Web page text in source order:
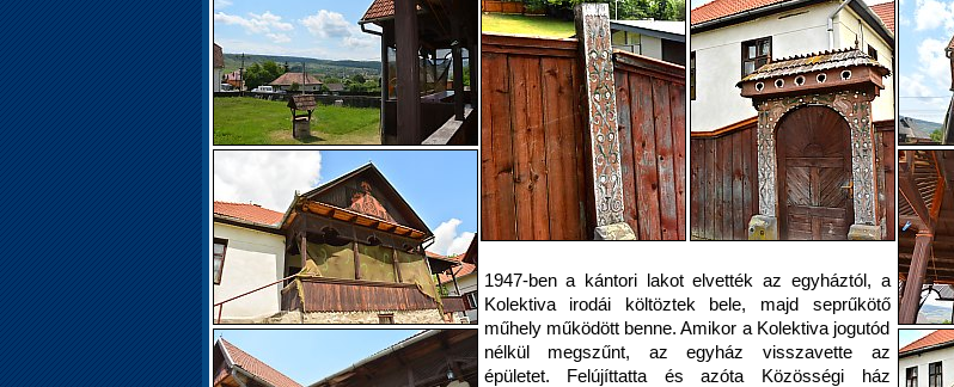
1947-ben a kántori lakot elvették az egyháztól, a
Kolektiva irodái költöztek bele, majd seprűkötő
műhely működött benne. Amikor a Kolektiva jogutód
nélkül megszűnt, az egyház visszavette az
épületet. Felújíttatta és azóta Közösségi ház